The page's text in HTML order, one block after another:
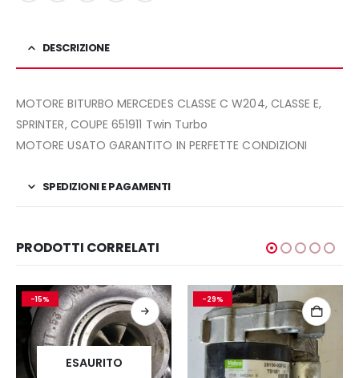
DESCRIZIONE
MOTORE BITURBO MERCEDES CLASSE C W204, CLASSE E,
SPRINTER, COUPE 651911 Twin Turbo
MOTORE USATO GARANTITO IN PERFETTE CONDIZIONI
SPEDIZIONI E PAGAMENTI
PRODOTTI CORRELATI
-15%
ESAURITO
-29%